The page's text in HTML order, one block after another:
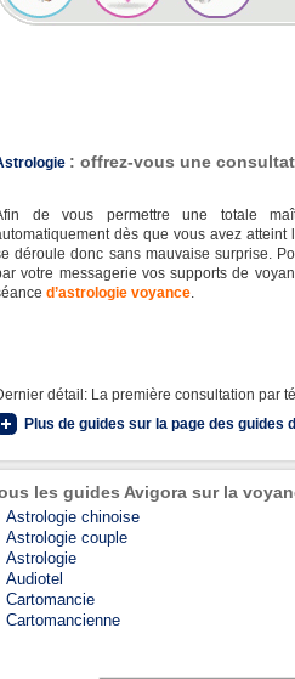
: offrez-vous une
de vous permettre une totale
dès que vous avez
déroule donc sans mauvaise surprise.
votre messagerie vos supports de
d’astrologie voyance.
détail: La première consultation par
Plus de guides sur la page des guides
les guides Avigora sur la
Astrologie chinoise
Astrologie couple
Astrologie
Audiotel
Cartomancie
Cartomancienne